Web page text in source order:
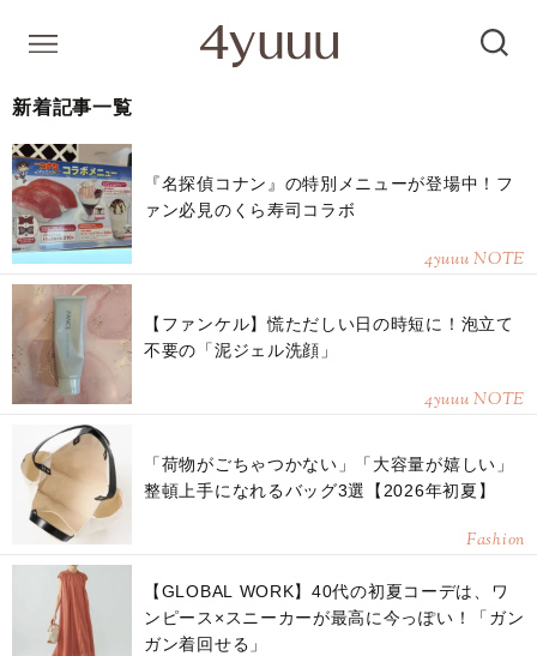
新着記事一覧
『名探偵コナン』の特別メニューが登場中！フ
ァン必見のくら寿司コラボ
4yuuu NOTE
【ファンケル】慌ただしい日の時短に！泡立て
不要の「泥ジェル洗顔」
4yuuu NOTE
「荷物がごちゃつかない」「大容量が嬉しい」
整頓上手になれるバッグ3選【2026年初夏】
Fashion
【GLOBAL WORK】40代の初夏コーデは、ワ
ンピース×スニーカーが最高に今っぽい！「ガン
ガン着回せる」